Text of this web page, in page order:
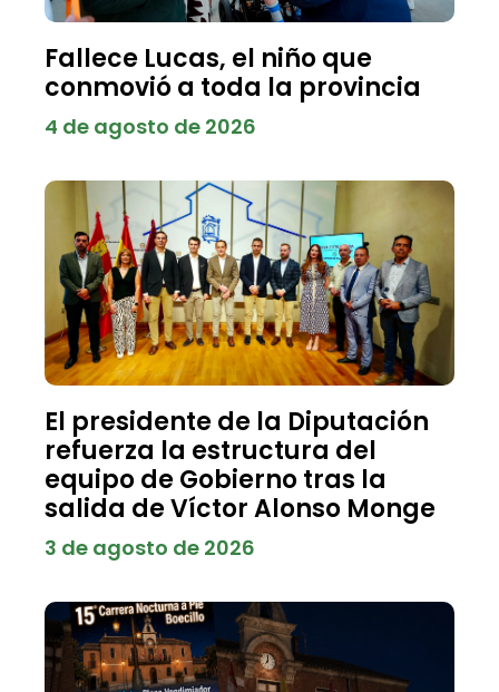
Fallece Lucas, el niño que
conmovió a toda la provincia
4 de agosto de 2026
El presidente de la Diputación
refuerza la estructura del
equipo de Gobierno tras la
salida de Víctor Alonso Monge
3 de agosto de 2026